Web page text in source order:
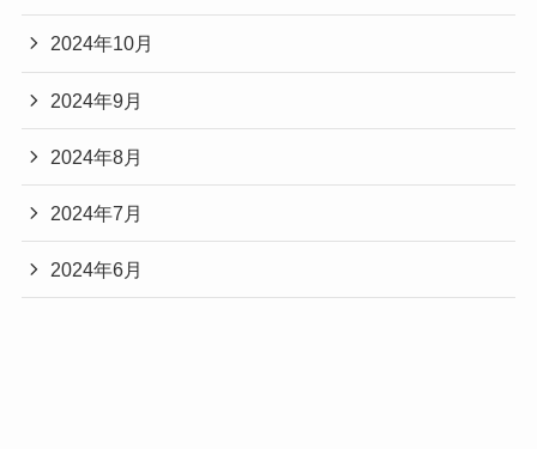
2024年10月
2024年9月
2024年8月
2024年7月
2024年6月